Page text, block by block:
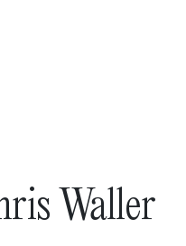
Waller